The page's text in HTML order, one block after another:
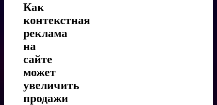
Как
контекстная
реклама
на
сайте
может
увеличить
продажи